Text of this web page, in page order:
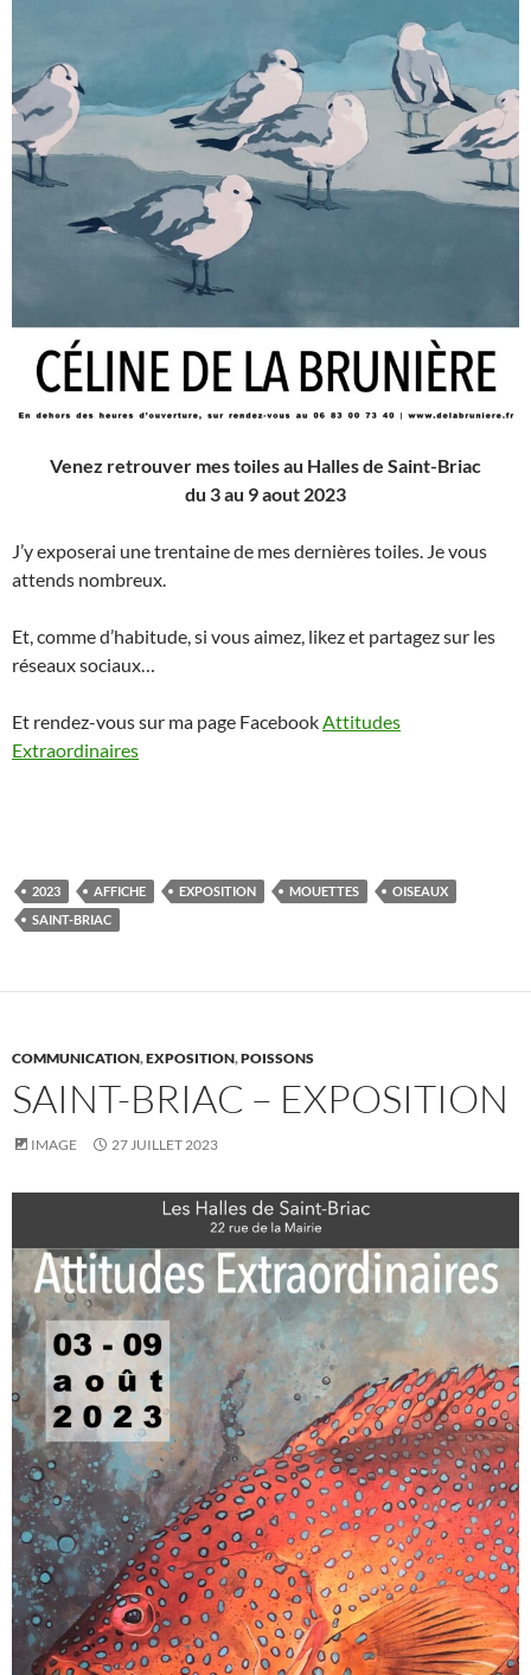
Venez retrouver mes toiles au Halles de Saint-Briac
du 3 au 9 aout 2023
J’y exposerai une trentaine de mes dernières toiles. Je vous
attends nombreux.
Et, comme d’habitude, si vous aimez, likez et partagez sur les
réseaux sociaux…
Et rendez-vous sur ma page Facebook Attitudes
Extraordinaires
2023 AFFICHE EXPOSITION MOUETTES
OISEAUX
SAINT-BRIAC
COMMUNICATION,EXPOSITION,POISSONS
SAINT-BRIAC – EXPOSITION
IMAGE 27 JUILLET 2023